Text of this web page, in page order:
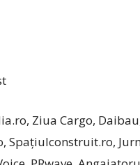
Ziua Cargo,